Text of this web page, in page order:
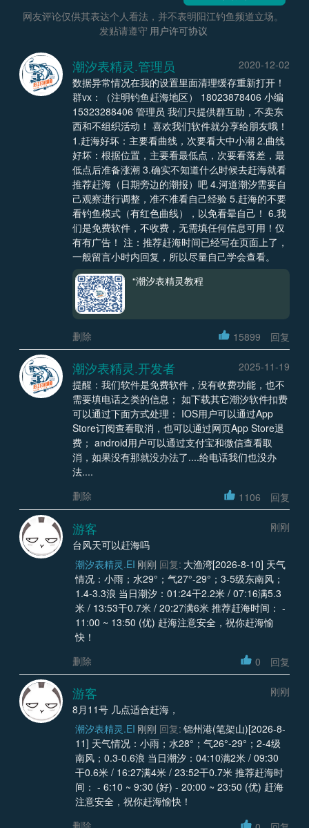
网友评论仅供其表达个人看法，并不表明阳江钓鱼频道立场。
发贴请遵守 用户许可协议
潮汐表精灵.管理员
2020-12-02
数据异常情况在我的设置里面清理缓存重新打开！
群vx：（注明钓鱼赶海地区） 18023878406 小编
15323288406 管理员 我们只提供群互助，不卖东
西和不组织活动！ 喜欢我们软件就分享给朋友哦！
1.赶海好坏：主要看曲线，次要看大中小潮 2.曲线
好坏：根据位置，主要看最低点，次要看落差，最
低点后准备涨潮 3.确实不知道什么时候去赶海就看
推荐赶海（日期旁边的潮报）吧 4.河道潮汐需要自
己观察进行调整，准不准看自己经验 5.赶海的不要
看钓鱼模式（有红色曲线），以免看晕自己！ 6.我
们是免费软件，不收费，无需填任何信息可用！仅
有有广告！ 注：推荐赶海时间已经写在页面上了，
一般留言小时内回复，所以尽量自己学会查看。
“潮汐表精灵教程
删除 15899 回复
潮汐表精灵.开发者
2025-11-19
提醒：我们软件是免费软件，没有收费功能，也不
需要填电话之类的信息； 如下载其它潮汐软件扣费
可以通过下面方式处理： IOS用户可以通过App
Store订阅查看取消，也可以通过网页App Store退
费； android用户可以通过支付宝和微信查看取
消，如果没有那就没办法了....给电话我们也没办
法....
删除
1106 回复
游客
刚刚
台风天可以赶海吗
潮汐表精灵.EI 刚刚 回复: 大渔湾[2026-8-10] 天气
情况：小雨；水29°；气27°-29°；3-5级东南风；
1.4-3.3浪 当日潮汐：01:24干2.2米 / 07:16满5.3
米 / 13:53干0.7米 / 20:27满6米 推荐赶海时间： -
11:00 ~ 13:50 (优) 赶海注意安全，祝你赶海愉
快！
删除
0 回复
游客
刚刚
8月11号 几点适合赶海，
潮汐表精灵.EI 刚刚 回复: 锦州港(笔架山)[2026-8-
11] 天气情况：小雨；水28°；气26°-29°；2-4级
南风；0.3-0.6浪 当日潮汐：04:10满2米 / 09:30
干0.6米 / 16:27满4米 / 23:52干0.7米 推荐赶海时
间： - 6:10 ~ 9:30 (好) - 20:00 ~ 23:50 (优) 赶海
注意安全，祝你赶海愉快！